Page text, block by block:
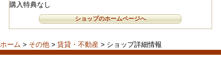
購入特典なし
ショップのホームページへ
ホーム > その他 > 賃貸・不動産 > ショップ詳細情報